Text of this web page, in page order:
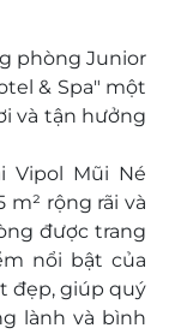
phòng Junior
& Spa" một
và tận hưởng
Vipol Mũi Né
m² rộng rãi và
được trang
nổi bật của
đẹp, giúp quý
lành và bình